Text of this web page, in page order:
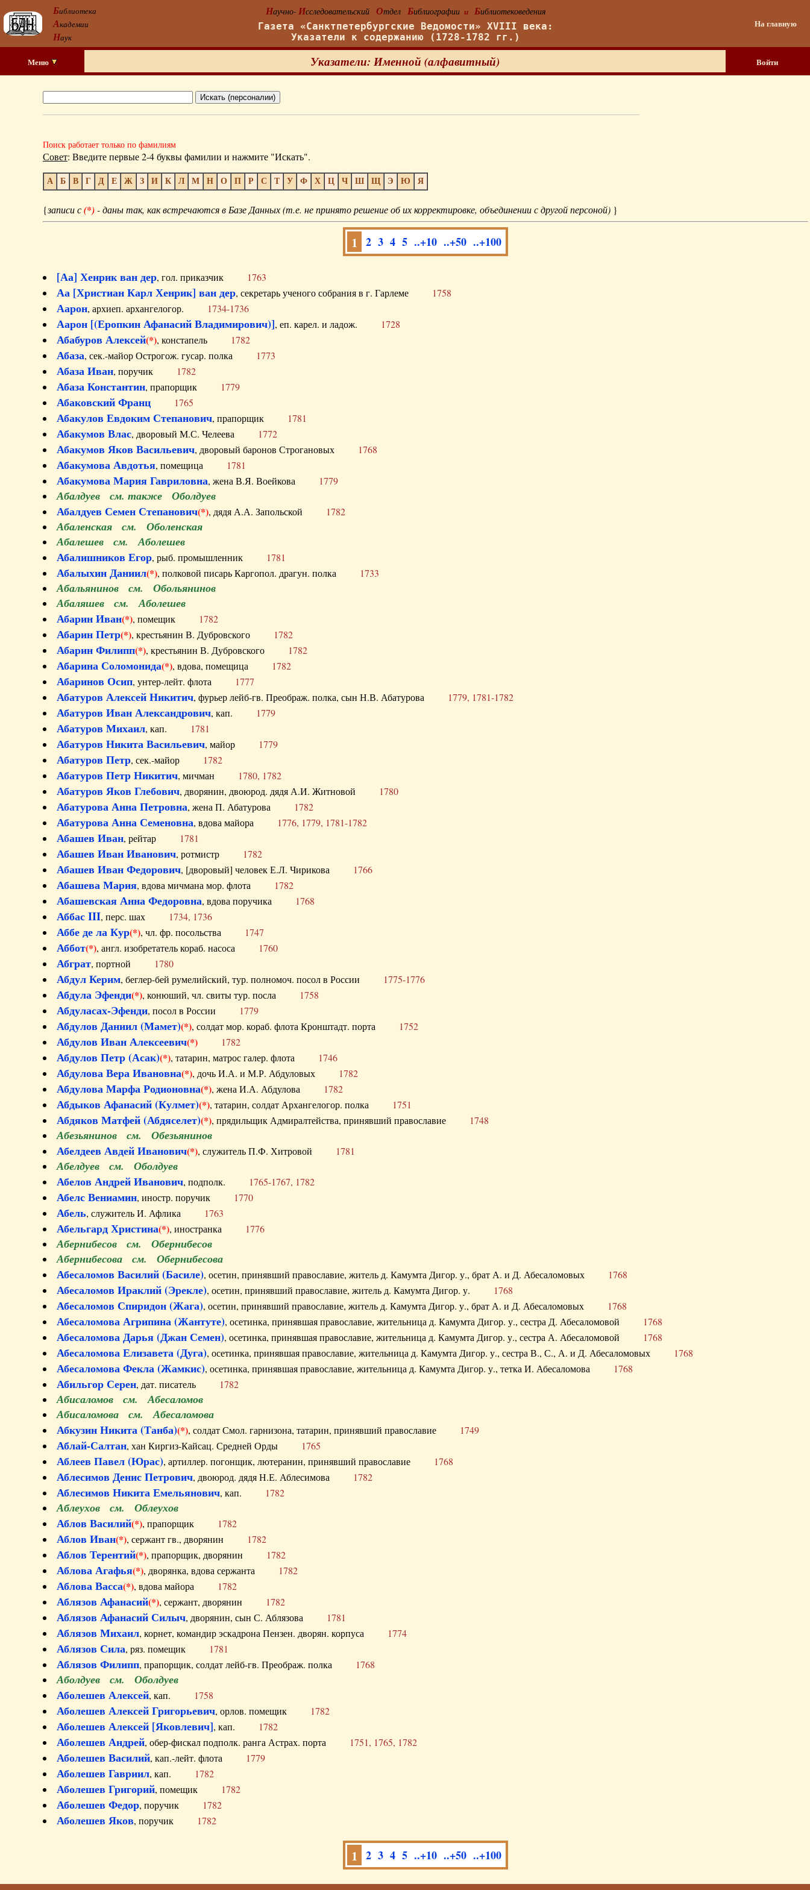
Библиотека
Академии
Наук
Научно- Исследовательский Отдел Библиографии и Библиотековедения
Газета «Санктпетербургские Ведомости» XVIII века:
Указатели к содержанию (1728-1782 гг.)
На главную
Меню Указатели: Именной (алфавитный) Войти
Поиск работает только по фамилиям
Совет: Введите первые 2-4 буквы фамилии и нажмите "Искать".
А Б В Г Д Е Ж З И К Л М Н О П Р С Т У Ф Х Ц Ч Ш Щ Э Ю Я
{записи с(*)- даны так, как встречаются в Базе Данных (т.е. не принято решение об их корректировке, объединении с другой персоной) }
1 2 3 4 5 ..+10 ..+50 ..+100
[Аа] Хенрик ван дер, гол. приказчик 1763
Аа [Христиан Карл Хенрик] ван дер, секретарь ученого собрания в г. Гарлеме 1758
Аарон, архиеп. архангелогор. 1734-1736
Аарон [(Еропкин Афанасий Владимирович)], еп. карел. и ладож. 1728
Абабуров Алексей(*), констапель 1782
Абаза, сек.-майор Острогож. гусар. полка 1773
Абаза Иван, поручик 1782
Абаза Константин, прапорщик 1779
Абаковский Франц 1765
Абакулов Евдоким Степанович, прапорщик 1781
Абакумов Влас, дворовый М.С. Челеева 1772
Абакумов Яков Васильевич, дворовый баронов Строгановых 1768
Абакумова Авдотья, помещица 1781
Абакумова Мария Гавриловна, жена В.Я. Воейкова 1779
Абалдуев см. также Оболдуев
Абалдуев Семен Степанович(*), дядя А.А. Запольской 1782
Абаленская см. Оболенская
Абалешев см. Аболешев
Абалишников Егор, рыб. промышленник 1781
Абалыхин Даниил(*), полковой писарь Каргопол. драгун. полка 1733
Абальянинов см. Обольянинов
Абаляшев см. Аболешев
Абарин Иван(*), помещик 1782
Абарин Петр(*), крестьянин В. Дубровского 1782
Абарин Филипп(*), крестьянин В. Дубровского 1782
Абарина Соломонида(*), вдова, помещица 1782
Абаринов Осип, унтер-лейт. флота 1777
Абатуров Алексей Никитич, фурьер лейб-гв. Преображ. полка, сын Н.В. Абатурова 1779, 1781-1782
Абатуров Иван Александрович, кап. 1779
Абатуров Михаил, кап. 1781
Абатуров Никита Васильевич, майор 1779
Абатуров Петр, сек.-майор 1782
Абатуров Петр Никитич, мичман 1780, 1782
Абатуров Яков Глебович, дворянин, двоюрод. дядя А.И. Житновой 1780
Абатурова Анна Петровна, жена П. Абатурова 1782
Абатурова Анна Семеновна, вдова майора 1776, 1779, 1781-1782
Абашев Иван, рейтар 1781
Абашев Иван Иванович, ротмистр 1782
Абашев Иван Федорович, [дворовый] человек Е.Л. Чирикова 1766
Абашева Мария, вдова мичмана мор. флота 1782
Абашевская Анна Федоровна, вдова поручика 1768
Аббас III, перс. шах 1734, 1736
Аббе де ла Кур(*), чл. фр. посольства 1747
Аббот(*), англ. изобретатель кораб. насоса 1760
Абграт, портной 1780
Абдул Керим, беглер-бей румелийский, тур. полномоч. посол в России 1775-1776
Абдула Эфенди(*), конюший, чл. свиты тур. посла 1758
Абдуласах-Эфенди, посол в России 1779
Абдулов Даниил (Мамет)(*), солдат мор. кораб. флота Кронштадт. порта 1752
Абдулов Иван Алексеевич(*) 1782
Абдулов Петр (Асак)(*), татарин, матрос галер. флота 1746
Абдулова Вера Ивановна(*), дочь И.А. и М.Р. Абдуловых 1782
Абдулова Марфа Родионовна(*), жена И.А. Абдулова 1782
Абдыков Афанасий (Кулмет)(*), татарин, солдат Архангелогор. полка 1751
Абдяков Матфей (Абдяселет)(*), прядильщик Адмиралтейства, принявший православие 1748
Абезьянинов см. Обезьянинов
Абелдеев Авдей Иванович(*), служитель П.Ф. Хитровой 1781
Абелдуев см. Оболдуев
Абелов Андрей Иванович, подполк. 1765-1767, 1782
Абелс Вениамин, иностр. поручик 1770
Абель, служитель И. Афлика 1763
Абельгард Христина(*), иностранка 1776
Абернибесов см. Обернибесов
Абернибесова см. Обернибесова
Абесаломов Василий (Басиле), осетин, принявший православие, житель д. Камумта Дигор. у., брат А. и Д. Абесаломовых 1768
Абесаломов Ираклий (Эрекле), осетин, принявший православие, житель д. Камумта Дигор. у. 1768
Абесаломов Спиридон (Жага), осетин, принявший православие, житель д. Камумта Дигор. у., брат А. и Д. Абесаломовых 1768
Абесаломова Агрипина (Жантуте), осетинка, принявшая православие, жительница д. Камумта Дигор. у., сестра Д. Абесаломовой 1768
Абесаломова Дарья (Джан Семен), осетинка, принявшая православие, жительница д. Камумта Дигор. у., сестра А. Абесаломовой 1768
Абесаломова Елизавета (Дуга), осетинка, принявшая православие, жительница д. Камумта Дигор. у., сестра В., С., А. и Д. Абесаломовых 1768
Абесаломова Фекла (Жамкис), осетинка, принявшая православие, жительница д. Камумта Дигор. у., тетка И. Абесаломова 1768
Абильгор Серен, дат. писатель 1782
Абисаломов см. Абесаломов
Абисаломова см. Абесаломова
Абкузин Никита (Танба)(*), солдат Смол. гарнизона, татарин, принявший православие 1749
Аблай-Салтан, хан Киргиз-Кайсац. Средней Орды 1765
Аблеев Павел (Юрас), артиллер. погонщик, лютеранин, принявший православие 1768
Аблесимов Денис Петрович, двоюрод. дядя Н.Е. Аблесимова 1782
Аблесимов Никита Емельянович, кап. 1782
Аблеухов см. Облеухов
Аблов Василий(*), прапорщик 1782
Аблов Иван(*), сержант гв., дворянин 1782
Аблов Терентий(*), прапорщик, дворянин 1782
Аблова Агафья(*), дворянка, вдова сержанта 1782
Аблова Васса(*), вдова майора 1782
Аблязов Афанасий(*), сержант, дворянин 1782
Аблязов Афанасий Силыч, дворянин, сын С. Аблязова 1781
Аблязов Михаил, корнет, командир эскадрона Пензен. дворян. корпуса 1774
Аблязов Сила, ряз. помещик 1781
Аблязов Филипп, прапорщик, солдат лейб-гв. Преображ. полка 1768
Аболдуев см. Оболдуев
Аболешев Алексей, кап. 1758
Аболешев Алексей Григорьевич, орлов. помещик 1782
Аболешев Алексей [Яковлевич], кап. 1782
Аболешев Андрей, обер-фискал подполк. ранга Астрах. порта 1751, 1765, 1782
Аболешев Василий, кап.-лейт. флота 1779
Аболешев Гавриил, кап. 1782
Аболешев Григорий, помещик 1782
Аболешев Федор, поручик 1782
Аболешев Яков, поручик 1782
1 2 3 4 5 ..+10 ..+50 ..+100